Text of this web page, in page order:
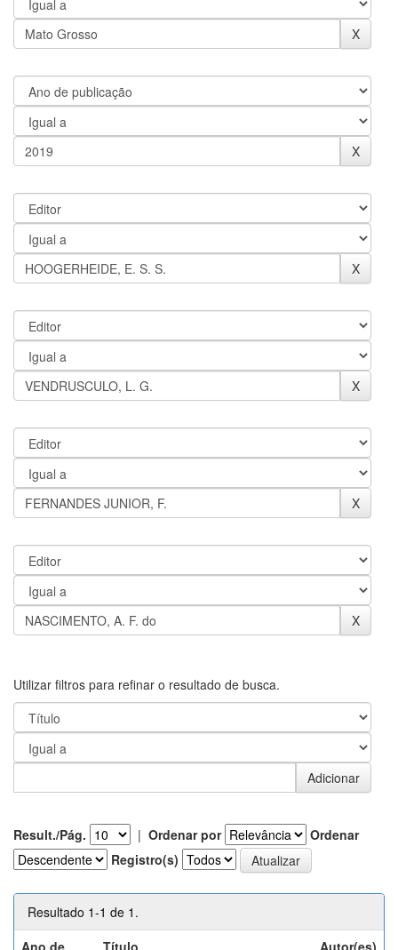
Utilizar filtros para refinar o resultado de busca.
Result./Pág. | Ordenar por
Ordenar
Registro(s)
Resultado 1-1 de 1.
Ano de
Título Autor(es)